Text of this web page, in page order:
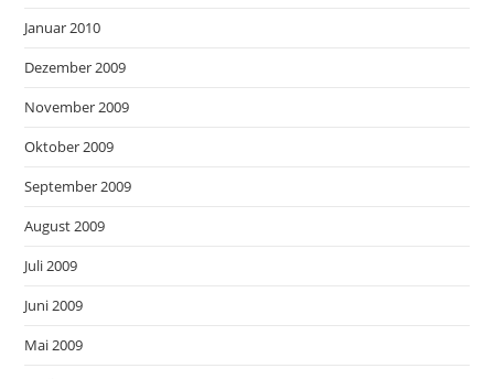
Januar 2010
Dezember 2009
November 2009
Oktober 2009
September 2009
August 2009
Juli 2009
Juni 2009
Mai 2009